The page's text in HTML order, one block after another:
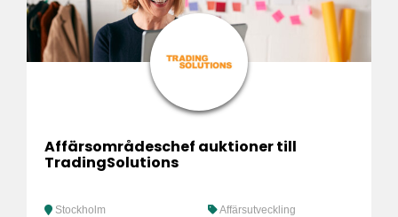
Affärsområdeschef auktioner till
TradingSolutions
Stockholm Affärsutveckling